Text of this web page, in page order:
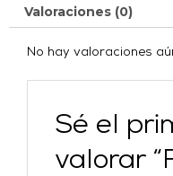
Valoraciones (0)
No hay valoraciones
Sé el
valorar